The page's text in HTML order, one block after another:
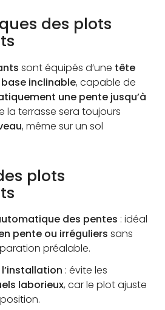
des plots
sont équipés d’une tête
inclinable, capable de
une pente jusqu’à
la terrasse sera toujours
, même sur un sol
plots
des pentes : idéal
pente ou irréguliers sans
préalable.
: évite les
laborieux, car le plot ajuste